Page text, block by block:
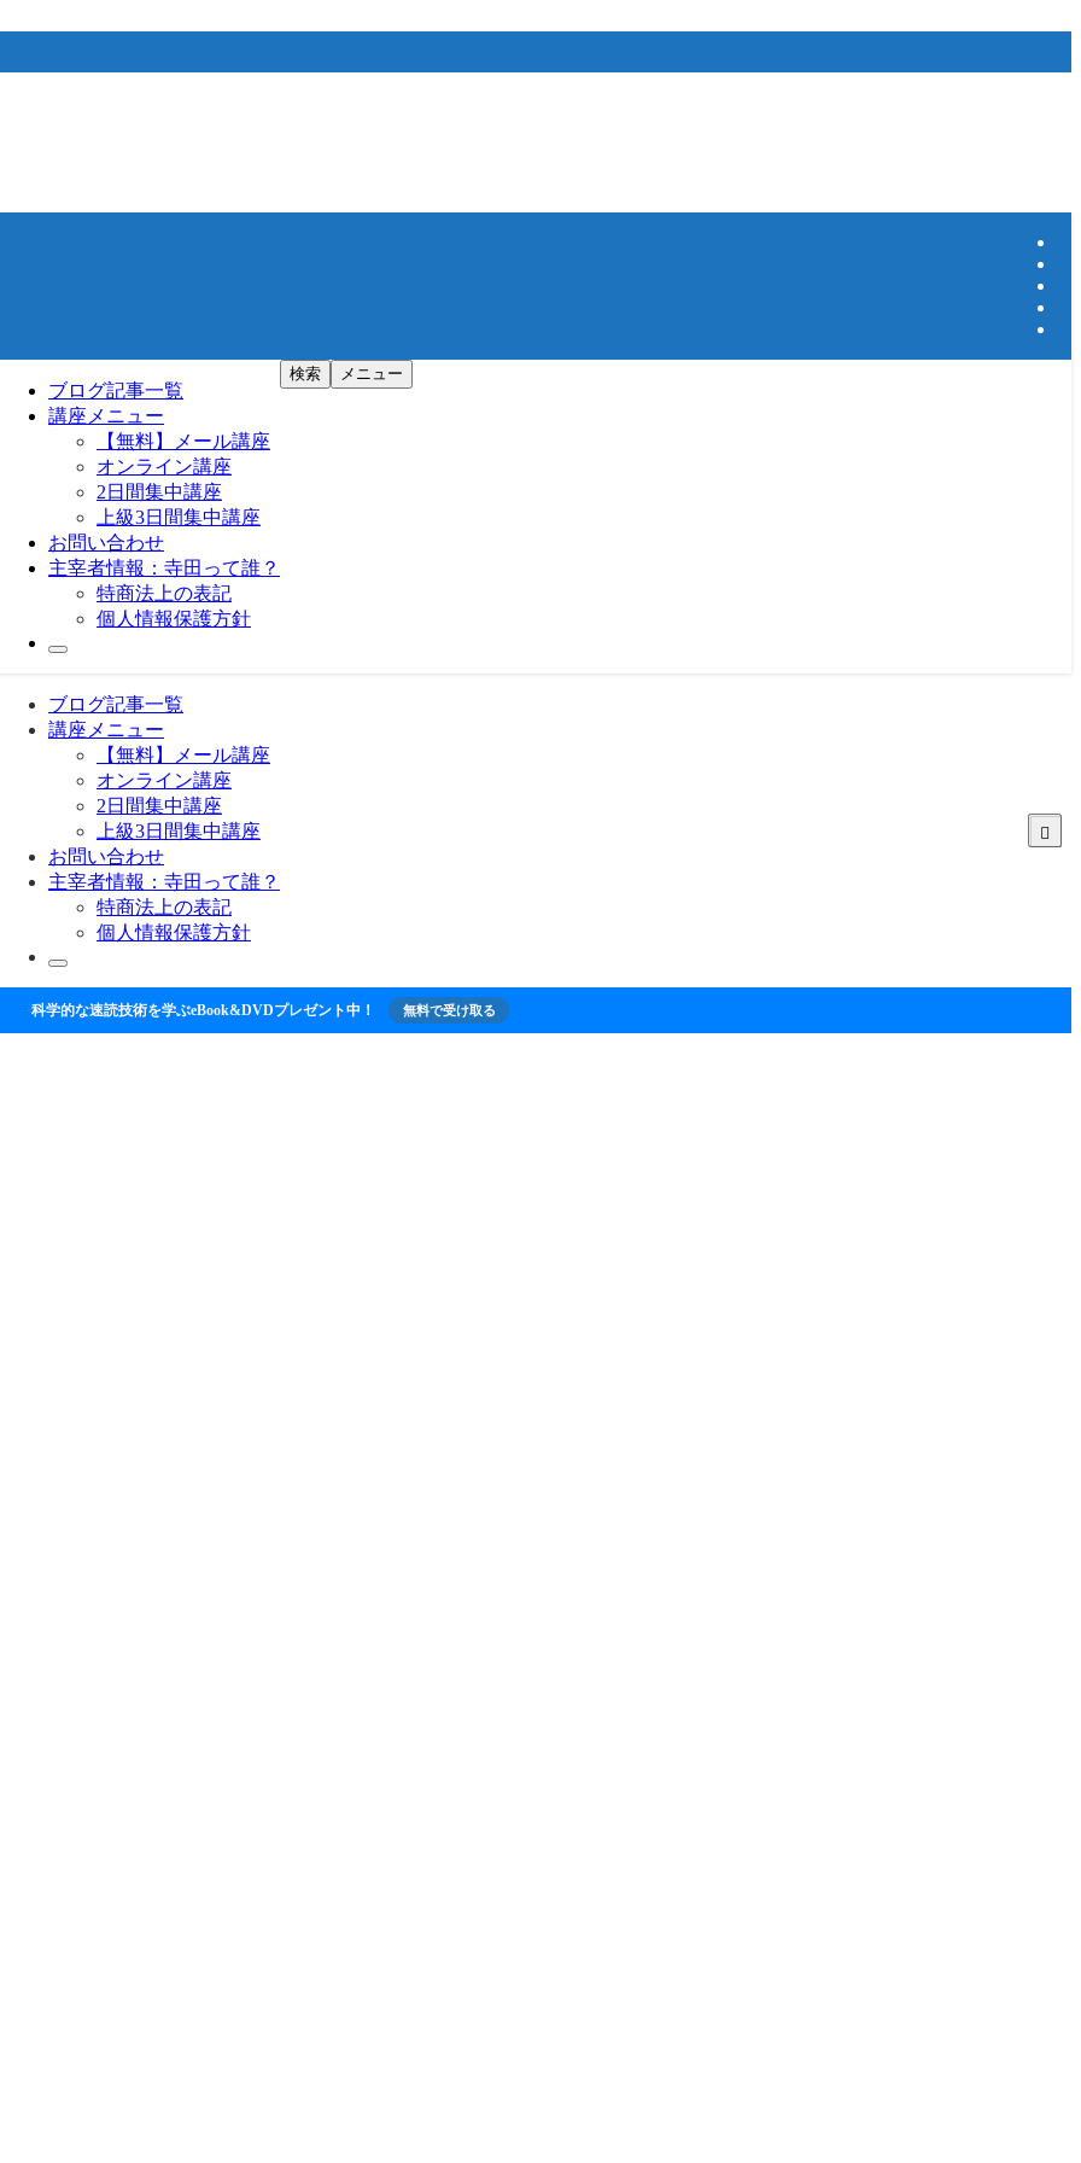
ブログ記事一覧
講座メニュー
【無料】メール講座
オンライン講座
2日間集中講座
上級3日間集中講座
お問い合わせ
主宰者情報：寺田って誰？
特商法上の表記
個人情報保護方針
検索 メニュー
ブログ記事一覧
講座メニュー
【無料】メール講座
オンライン講座
2日間集中講座
上級3日間集中講座
お問い合わせ
主宰者情報：寺田って誰？
特商法上の表記
個人情報保護方針
科学的な速読技術を学ぶeBook&DVDプレゼント中！ 無料で受け取る